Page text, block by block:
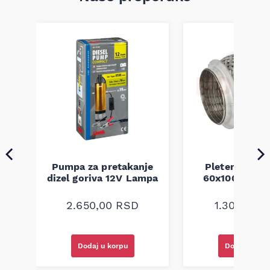
Pumpa za pretakanje
dizel goriva 12V Lampa
2.650,00 RSD
Dodaj u korpu
Pletenica
60x100
1.300,00
Dodaj u